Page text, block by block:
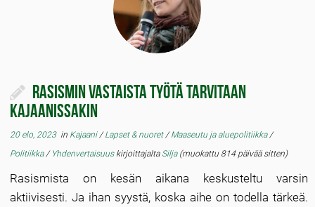
Rasismin vastaista työtä tarvitaan
Kajaanissakin
20 elo, 2023in Kajaani/Lapset & nuoret/Maaseutu ja aluepolitiikka/
Politiikka/ Yhdenvertaisuus kirjoittajalta Silja(muokattu 814 päivää sitten)
Rasismista on kesän aikana keskusteltu varsin
aktiivisesti. Ja ihan syystä, koska aihe on todella tärkeä.